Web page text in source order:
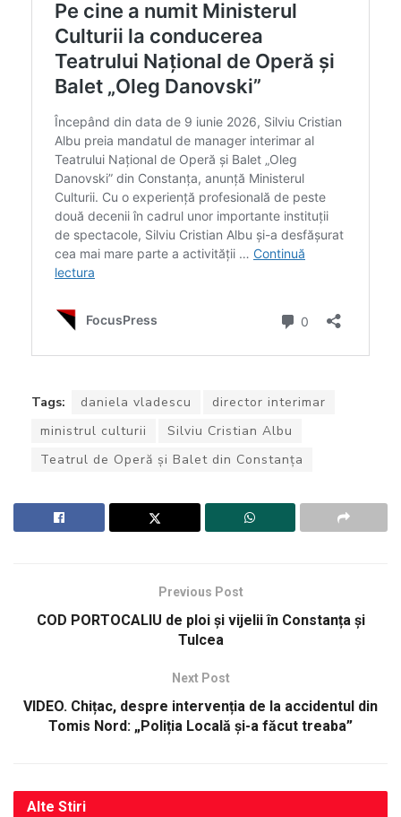
Tags: daniela vladescu
director interimar
ministrul culturii
Silviu Cristian Albu
Teatrul de Operă și Balet din Constanța
Previous Post
COD PORTOCALIU de ploi și vijelii în Constanța și
Tulcea
Next Post
VIDEO. Chițac, despre intervenția de la accidentul din
Tomis Nord: „Poliția Locală și-a făcut treaba”
Alte Stiri